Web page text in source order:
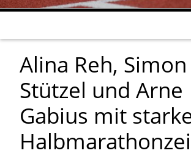
Alina Reh, Simon
Stützel und Arne
Gabius mit